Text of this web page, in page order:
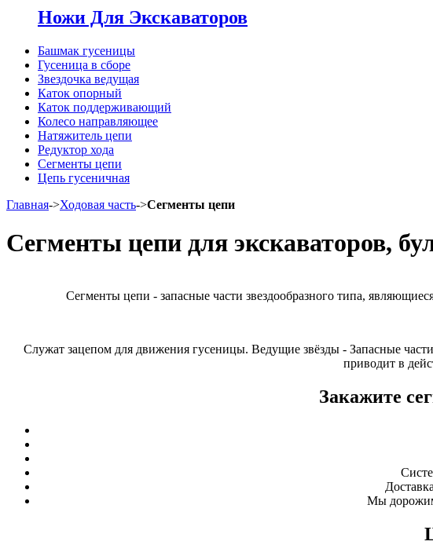
Ножи Для Экскаваторов
Башмак гусеницы
Гусеница в сборе
Звездочка ведущая
Каток опорный
Каток поддерживающий
Колесо направляющее
Натяжитель цепи
Редуктор хода
Сегменты цепи
Цепь гусеничная
Главная->Ходовая часть->Сегменты цепи
Сегменты цепи для экскаваторов,
Сегменты цепи - запасные части звездообразного типа,
Служат зацепом для движения гусеницы. Ведущие звёзды - Запасные
приводит в
Закажите
Мы дорожим